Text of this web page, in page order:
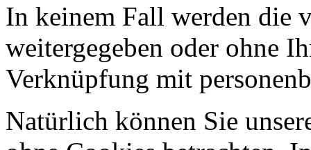
In keinem Fall werden die
weitergegeben oder ohne
Verknüpfung mit
Natürlich können Sie